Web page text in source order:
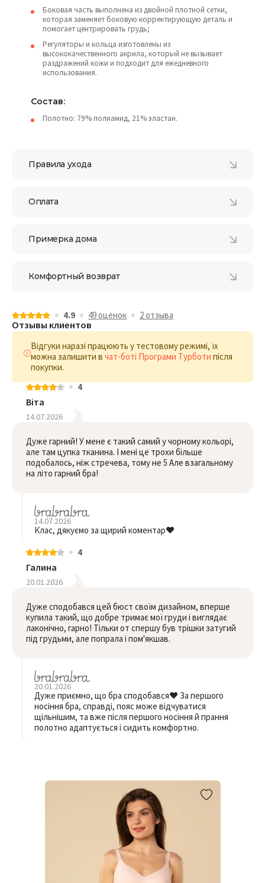
Боковая часть выполнена из двойной плотной сетки,
которая заменяет боковую корректирующую деталь и
помогает центрировать грудь;
Регуляторы и кольца изготовлены из
высококачественного акрила, который не вызывает
раздражений кожи и подходит для ежедневного
использования.
Состав:
Полотно: 79% полиамид, 21% эластан.
Правила ухода
Оплата
Примерка дома
Комфортный возврат
4.9 49 оценок 2 отзыва
Отзывы клиентов
Відгуки наразі працюють у тестовому режимі, їх
можна залишити в чат-боті Програми Турботи після
покупки.
4
Віта
14.07.2026
Дуже гарний! У мене є такий самий у чорному кольорі,
але там цупка тканина. І мені це трохи більше
подобалось, ніж стречева, тому не 5 Але взагальному
на літо гарний бра!
14.07.2026
Клас, дякуємо за щирий коментар❤️
4
Галина
20.01.2026
Дуже сподобався цей бюст своїм дизайном, вперше
купила такий, що добре тримає мої груди і виглядає
лаконічно, гарно! Тільки от спершу був трішки затугий
під грудьми, але попрала і пом'якшав.
20.01.2026
Дуже приємно, що бра сподобався❤️ За першого
носіння бра, справді, пояс може відчуватися
щільнішим, та вже після першого носіння й прання
полотно адаптується і сидить комфортно.